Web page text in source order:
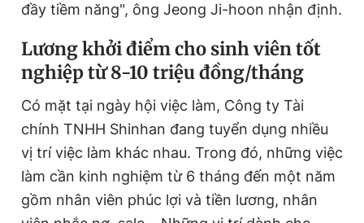
đầy tiềm năng", ông Jeong Ji-hoon nhận định.
Lương khởi điểm cho sinh viên tốt
nghiệp từ 8-10 triệu đồng/tháng
Có mặt tại ngày hội việc làm, Công ty Tài
chính TNHH Shinhan đang tuyển dụng nhiều
vị trí việc làm khác nhau. Trong đó, những việc
làm cần kinh nghiệm từ 6 tháng đến một năm
gồm nhân viên phúc lợi và tiền lương, nhân